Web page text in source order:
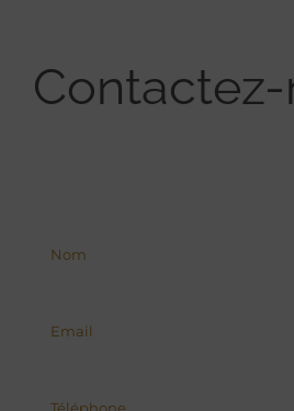
Contactez-